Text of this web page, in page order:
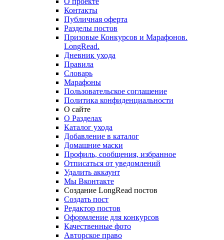
Контакты
Публичная оферта
Разделы постов
Призовые Конкурсов и Марафонов.
LongRead.
Дневник ухода
Правила
Словарь
Марафоны
Пользовательское соглашение
Политика конфиденциальности
О сайте
О Разделах
Каталог ухода
Добавление в каталог
Домашние маски
Профиль, сообщения, избранное
Отписаться от уведомлений
Удалить аккаунт
Мы Вконтакте
Создание LongRead постов
Создать пост
Редактор постов
Оформление для конкурсов
Качественные фото
Авторское право